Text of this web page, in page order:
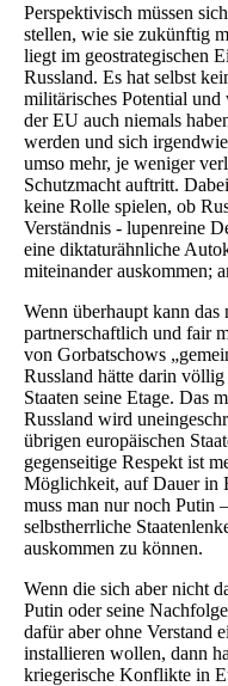
Perspektivisch müssen
stellen, wie sie zukünftig
liegt im geostrategischen
Russland. Es hat selbst
militärisches Potential
der EU auch niemals
werden und sich
umso mehr, je weniger
Schutzmacht auftritt.
keine Rolle spielen, ob
Verständnis - lupenreine
eine diktaturähnliche
miteinander auskommen;
Wenn überhaupt kann
partnerschaftlich und fair
von Gorbatschows
Russland hätte darin
Staaten seine Etage. Das
Russland wird
übrigen europäischen
gegenseitige Respekt ist
Möglichkeit, auf Dauer in
muss man nur noch Putin
selbstherrliche
auskommen zu können.
Wenn die sich aber nicht
Putin oder seine
dafür aber ohne Verstand
installieren wollen, dann
kriegerische Konflikte in